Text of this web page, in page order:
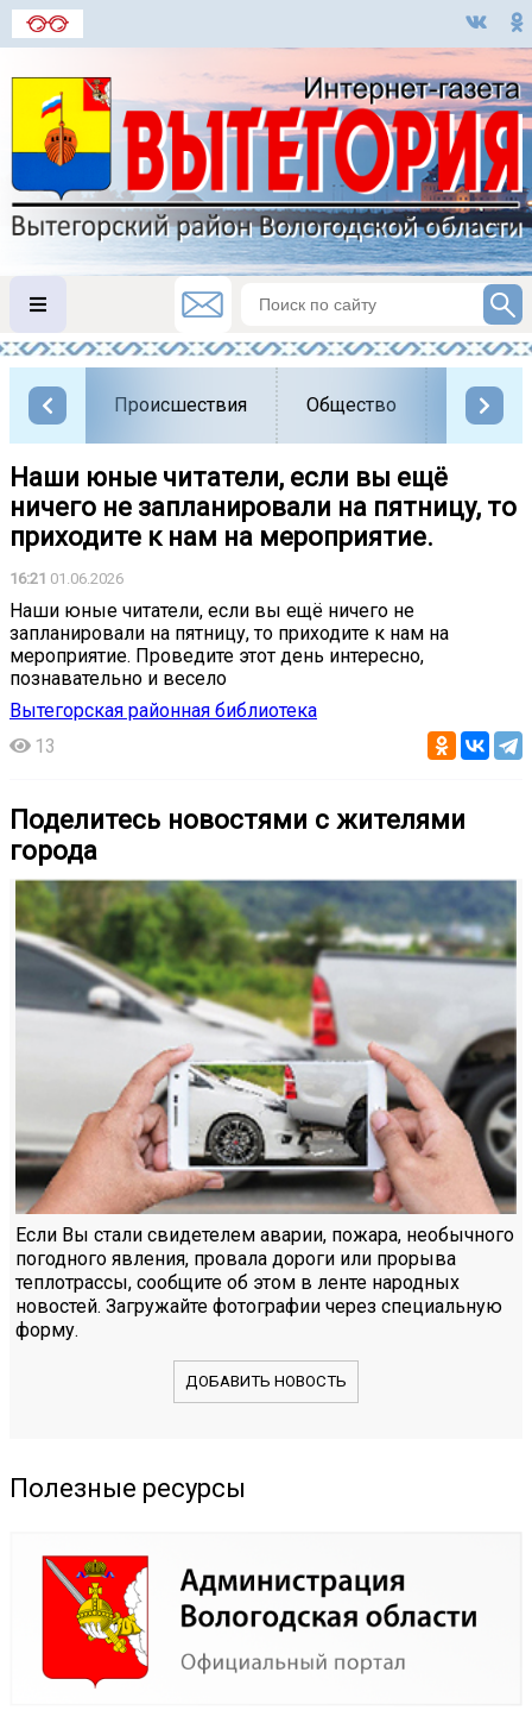
Происшествия Общество Власть
Наши юные читатели, если вы ещё
ничего не запланировали на пятницу, то
приходите к нам на мероприятие.
16:21 01.06.2026
Наши юные читатели, если вы ещё ничего не
запланировали на пятницу, то приходите к нам на
мероприятие. Проведите этот день интересно,
познавательно и весело
Вытегорская районная библиотека
13
Поделитесь новостями с жителями
города
Если Вы стали свидетелем аварии, пожара, необычного
погодного явления, провала дороги или прорыва
теплотрассы, сообщите об этом в ленте народных
новостей. Загружайте фотографии через специальную
форму.
ДОБАВИТЬ НОВОСТЬ
Полезные ресурсы